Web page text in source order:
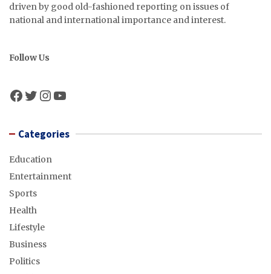
driven by good old-fashioned reporting on issues of
national and international importance and interest.
Follow Us
Facebook
Twitter
Instagram
YouTube
Categories
Education
Entertainment
Sports
Health
Lifestyle
Business
Politics